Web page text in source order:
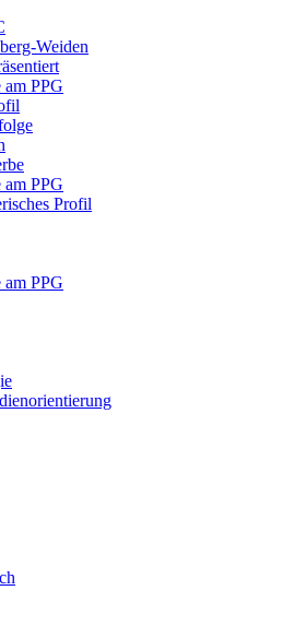
Weiden
am PPG
am PPG
Profil
am PPG